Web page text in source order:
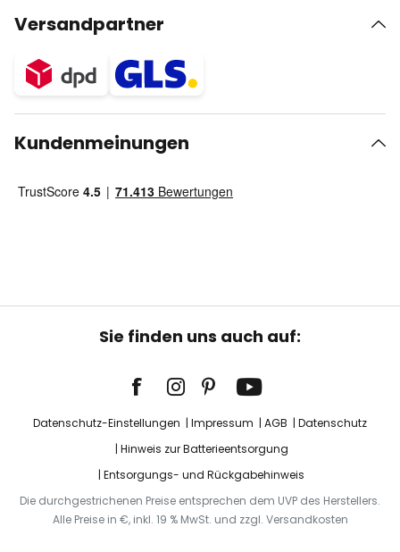
Versandpartner
Kundenmeinungen
Sie finden uns auch auf:
Datenschutz-Einstellungen Impressum AGB
Datenschutz
Hinweis zur Batterieentsorgung
Entsorgungs- und Rückgabehinweis
Die durchgestrichenen Preise entsprechen dem UVP des Herstellers.
Alle Preise in €, inkl. 19 % MwSt. und zzgl. Versandkosten